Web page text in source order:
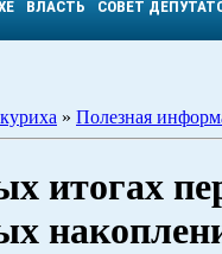
ВЛАСТЬ СОВЕТ
» Полезная
итогах